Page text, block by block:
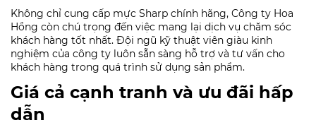
Không chỉ cung cấp mực Sharp chính hãng, Công ty Hoa
Hồng còn chú trọng đến việc mang lại dịch vụ chăm sóc
khách hàng tốt nhất. Đội ngũ kỹ thuật viên giàu kinh
nghiệm của công ty luôn sẵn sàng hỗ trợ và tư vấn cho
khách hàng trong quá trình sử dụng sản phẩm.
Giá cả cạnh tranh và ưu đãi hấp
dẫn